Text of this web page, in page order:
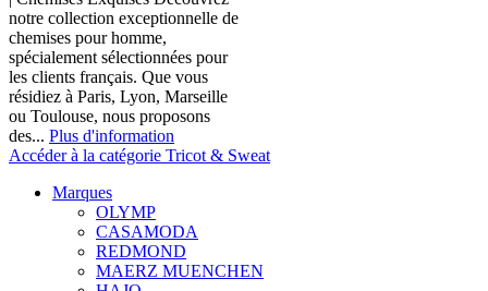
notre collection exceptionnelle de
chemises pour homme,
spécialement sélectionnées pour
les clients français. Que vous
résidiez à Paris, Lyon, Marseille
ou Toulouse, nous proposons
des... Plus d'information
Accéder à la catégorie Tricot & Sweat
Marques
OLYMP
CASAMODA
REDMOND
MAERZ MUENCHEN